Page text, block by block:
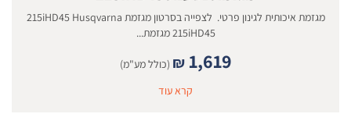
מגזמת איכותית לגינון פרטי. לצפייה בסרטון מגזמת 215iHD45 Husqvarna
215iHD45 מגזמת...
₪ 1,619
(כולל מע"מ)
קרא עוד